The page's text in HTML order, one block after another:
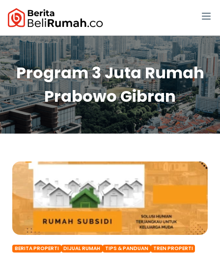
Program 3 Juta Rumah
Prabowo Gibran
BERITA PROPERTI DIJUAL RUMAH TIPS & PANDUAN TREN PROPERTI